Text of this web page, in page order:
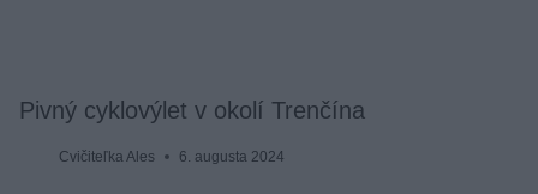
Pivný cyklovýlet v okolí Trenčína
Cvičiteľka Ales 6. augusta 2024